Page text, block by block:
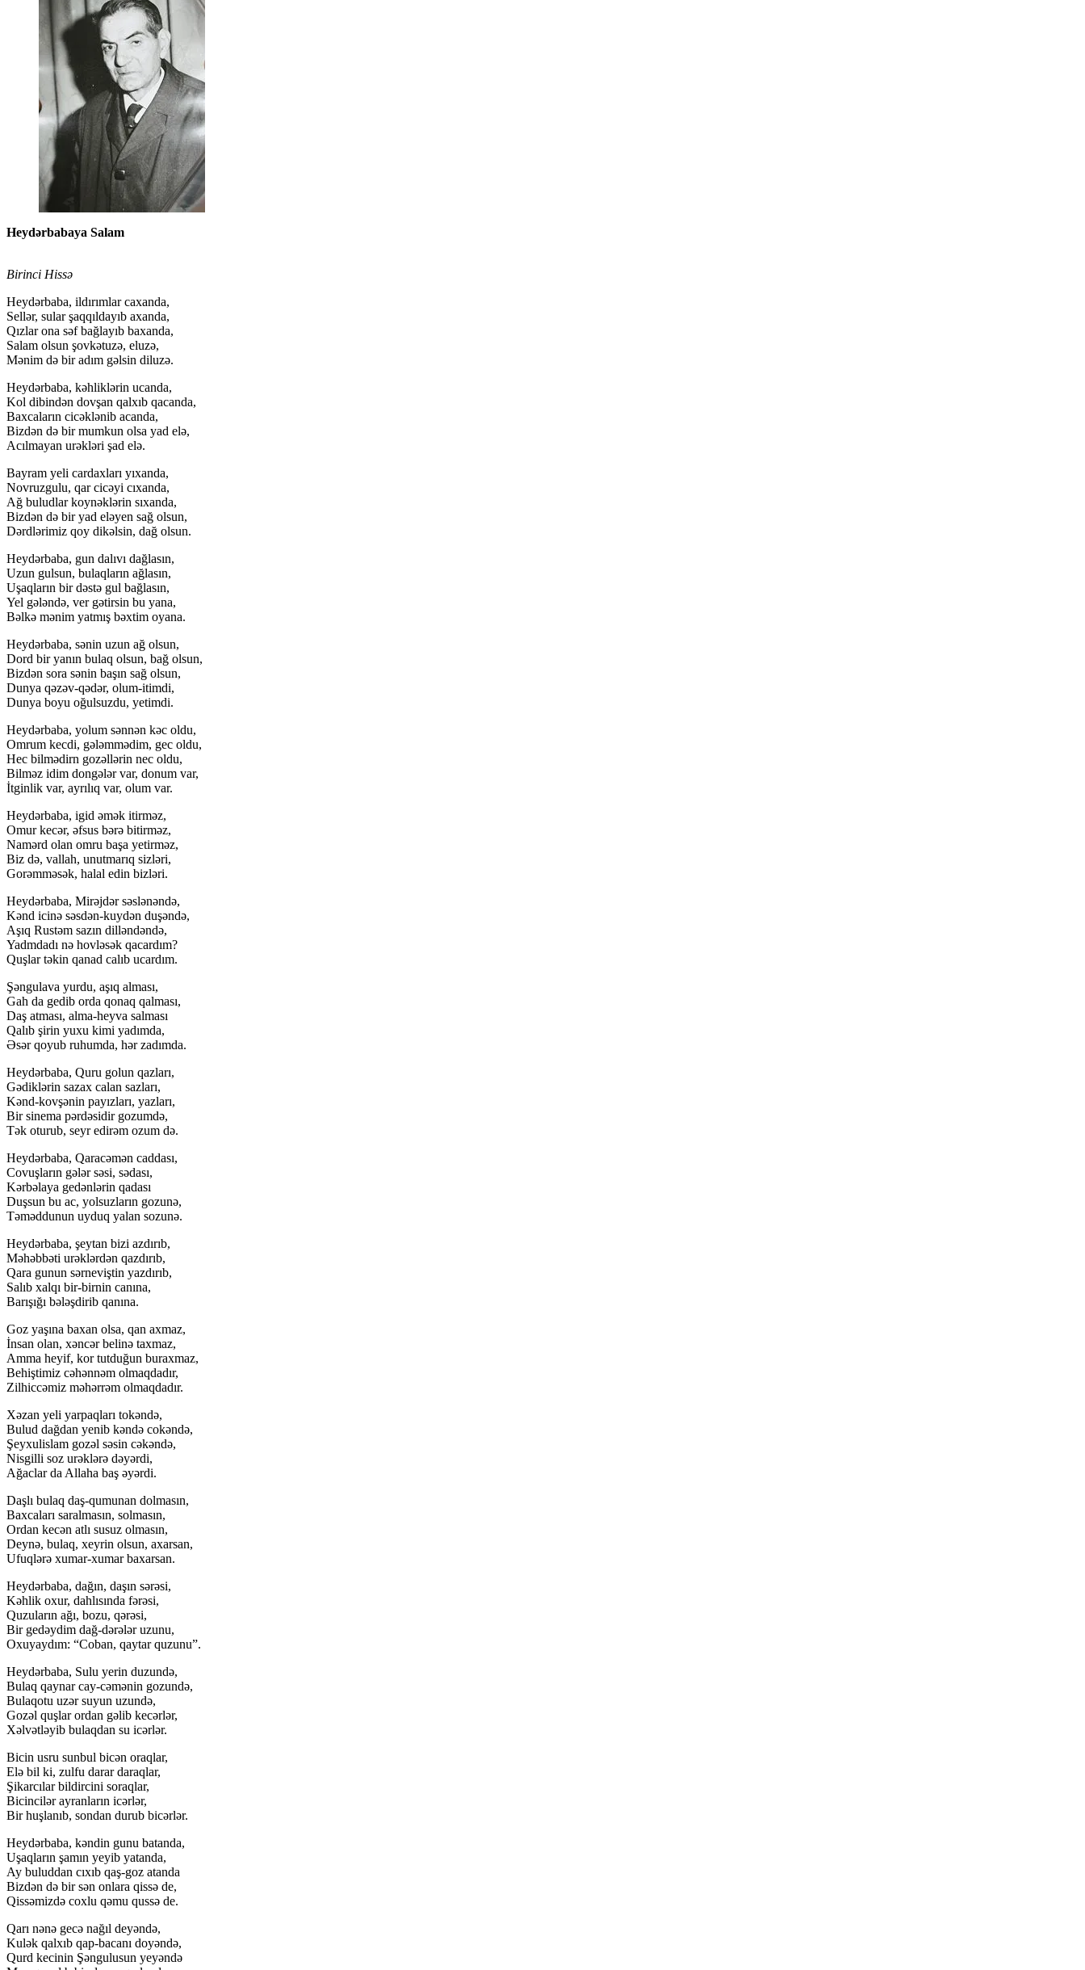
Heydərbabaya Salam
Birinci Hissə
Heydərbaba, ildırımlar caxanda,
Sellər, sular şaqqıldayıb axanda,
Qızlar ona səf bağlayıb baxanda,
Salam olsun şovkətuzə, eluzə,
Mənim də bir adım gəlsin diluzə.
Heydərbaba, kəhliklərin ucanda,
Kol dibindən dovşan qalxıb qacanda,
Baxcaların cicəklənib acanda,
Bizdən də bir mumkun olsa yad elə,
Acılmayan urəkləri şad elə.
Bayram yeli cardaxları yıxanda,
Novruzgulu, qar cicəyi cıxanda,
Ağ buludlar koynəklərin sıxanda,
Bizdən də bir yad eləyen sağ olsun,
Dərdlərimiz qoy dikəlsin, dağ olsun.
Heydərbaba, gun dalıvı dağlasın,
Uzun gulsun, bulaqların ağlasın,
Uşaqların bir dəstə gul bağlasın,
Yel gələndə, ver gətirsin bu yana,
Bəlkə mənim yatmış bəxtim oyana.
Heydərbaba, sənin uzun ağ olsun,
Dord bir yanın bulaq olsun, bağ olsun,
Bizdən sora sənin başın sağ olsun,
Dunya qəzəv-qədər, olum-itimdi,
Dunya boyu oğulsuzdu, yetimdi.
Heydərbaba, yolum sənnən kəc oldu,
Omrum kecdi, gələmmədim, gec oldu,
Hec bilmədirn gozəllərin nec oldu,
Bilməz idim dongələr var, donum var,
İtginlik var, ayrılıq var, olum var.
Heydərbaba, igid əmək itirməz,
Omur kecər, əfsus bərə bitirməz,
Namərd olan omru başa yetirməz,
Biz də, vallah, unutmarıq sizləri,
Gorəmməsək, halal edin bizləri.
Heydərbaba, Mirəjdər səslənəndə,
Kənd icinə səsdən-kuydən duşəndə,
Aşıq Rustəm sazın dilləndəndə,
Yadmdadı nə hovləsək qacardım?
Quşlar təkin qanad calıb ucardım.
Şəngulava yurdu, aşıq alması,
Gah da gedib orda qonaq qalması,
Daş atması, alma-heyva salması
Qalıb şirin yuxu kimi yadımda,
Əsər qoyub ruhumda, hər zadımda.
Heydərbaba, Quru golun qazları,
Gədiklərin sazax calan sazları,
Kənd-kovşənin payızları, yazları,
Bir sinema pərdəsidir gozumdə,
Tək oturub, seyr edirəm ozum də.
Heydərbaba, Qaracəmən caddası,
Covuşların gələr səsi, sədası,
Kərbəlaya gedənlərin qadası
Duşsun bu ac, yolsuzların gozunə,
Təməddunun uyduq yalan sozunə.
Heydərbaba, şeytan bizi azdırıb,
Məhəbbəti urəklərdən qazdırıb,
Qara gunun sərneviştin yazdırıb,
Salıb xalqı bir-birnin canına,
Barışığı bələşdirib qanına.
Goz yaşına baxan olsa, qan axmaz,
İnsan olan, xəncər belinə taxmaz,
Amma heyif, kor tutduğun buraxmaz,
Behiştimiz cəhənnəm olmaqdadır,
Zilhiccəmiz məhərrəm olmaqdadır.
Xəzan yeli yarpaqları tokəndə,
Bulud dağdan yenib kəndə cokəndə,
Şeyxulislam gozəl səsin cəkəndə,
Nisgilli soz urəklərə dəyərdi,
Ağaclar da Allaha baş əyərdi.
Daşlı bulaq daş-qumunan dolmasın,
Baxcaları saralmasın, solmasın,
Ordan kecən atlı susuz olmasın,
Deynə, bulaq, xeyrin olsun, axarsan,
Ufuqlərə xumar-xumar baxarsan.
Heydərbaba, dağın, daşın sərəsi,
Kəhlik oxur, dahlısında fərəsi,
Quzuların ağı, bozu, qərəsi,
Bir gedəydim dağ-dərələr uzunu,
Oxuyaydım: “Coban, qaytar quzunu”.
Heydərbaba, Sulu yerin duzundə,
Bulaq qaynar cay-cəmənin gozundə,
Bulaqotu uzər suyun uzundə,
Gozəl quşlar ordan gəlib kecərlər,
Xəlvətləyib bulaqdan su icərlər.
Bicin usru sunbul bicən oraqlar,
Elə bil ki, zulfu darar daraqlar,
Şikarcılar bildircini soraqlar,
Bicincilər ayranların icərlər,
Bir huşlanıb, sondan durub bicərlər.
Heydərbaba, kəndin gunu batanda,
Uşaqların şamın yeyib yatanda,
Ay buluddan cıxıb qaş-goz atanda
Bizdən də bir sən onlara qissə de,
Qissəmizdə coxlu qəmu qussə de.
Qarı nənə gecə nağıl deyəndə,
Kulək qalxıb qap-bacanı doyəndə,
Qurd kecinin Şəngulusun yeyəndə